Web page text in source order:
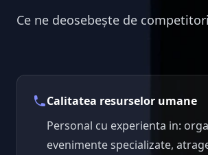
Ce ne deosebește de competitori
Calitatea resurselor umane
Personal cu experienta in:
evenimente specializate,